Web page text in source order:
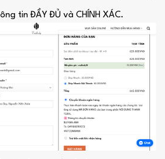
tin ĐẦY ĐỦ và CHÍNH XÁC.